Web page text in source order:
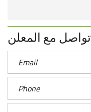
تواصل مع المعلن